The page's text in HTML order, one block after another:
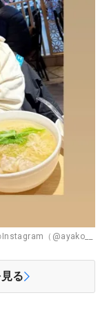
（@ayako__
る